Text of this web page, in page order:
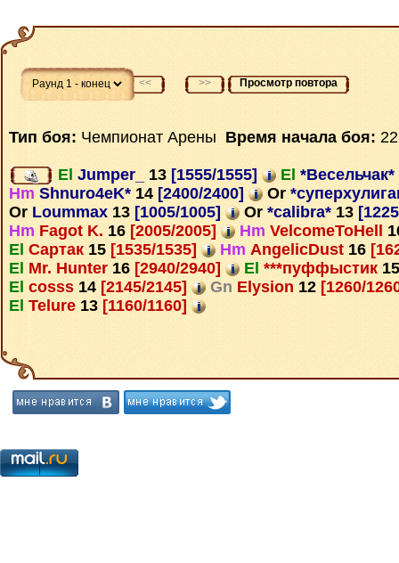
<< >> Просмотр повтора
Тип боя: Чемпионат Арены Время начала боя:
El Jumper_ 13 [1555/1555] El *Весельчак*
Hm Shnuro4eK* 14 [2400/2400] Or
Or Loummax 13 [1005/1005] Or *calibra* 13
Hm Fagot K. 16 [2005/2005] Hm VelcomeToHell
El Сартак 15 [1535/1535] Hm AngelicDust 16
El Mr. Hunter 16 [2940/2940] El ***пуффыстик 15
El cosss 14 [2145/2145] Gn Elysion 12 [1260/
El Telure 13 [1160/1160]